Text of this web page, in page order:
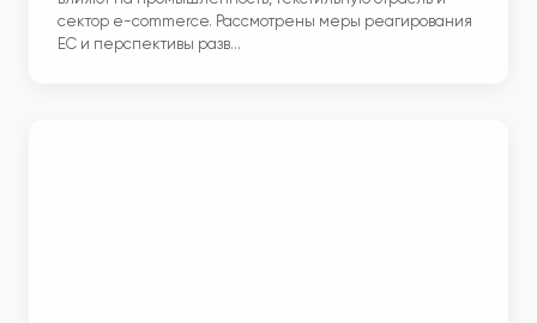
сектор e-commerce. Рассмотрены меры реагирования
ЕС и перспективы разв…